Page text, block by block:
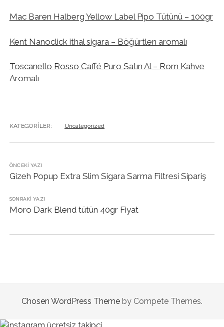
Mac Baren Halberg Yellow Label Pipo Tütünü – 100gr
Kent Nanoclick ithal sigara – Böğürtlen aromalı
Toscanello Rosso Caffé Puro Satın Al – Rom Kahve
Aromalı
KATEGORILER: Uncategorized
ÖNCEKI YAZI
Gizeh Popup Extra Slim Sigara Sarma Filtresi Sipariş
SONRAKI YAZI
Moro Dark Blend tütün 40gr Fiyat
Chosen WordPress Theme by Compete Themes.